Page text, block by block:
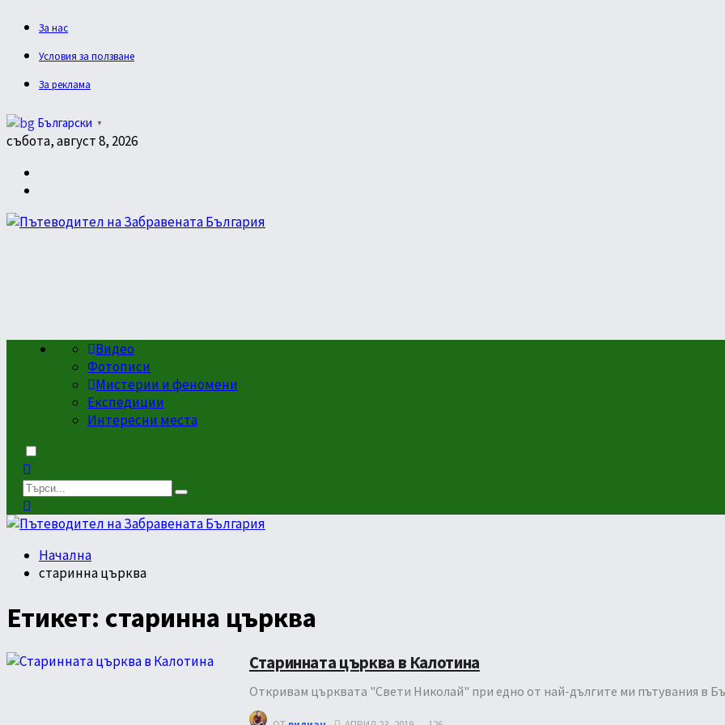
За нас
Условия за ползване
За реклама
Български ▼
събота, август 8, 2026
Видео
Фотописи
Мистерии и феномени
Експедиции
Интересни места
Dark
mode
Начална
старинна църква
Етикет: старинна църква
Старинната църква в Калотина
Откривам църквата "Свети Николай" при едно от най-дългите ми пътувания в